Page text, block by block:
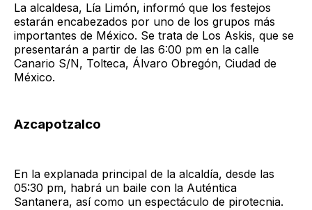
La alcaldesa, Lía Limón, informó que los festejos
estarán encabezados por uno de los grupos más
importantes de México. Se trata de Los Askis, que se
presentarán a partir de las 6:00 pm en la calle
Canario S/N, Tolteca, Álvaro Obregón, Ciudad de
México.
Azcapotzalco
En la explanada principal de la alcaldía, desde las
05:30 pm, habrá un baile con la Auténtica
Santanera, así como un espectáculo de pirotecnia.